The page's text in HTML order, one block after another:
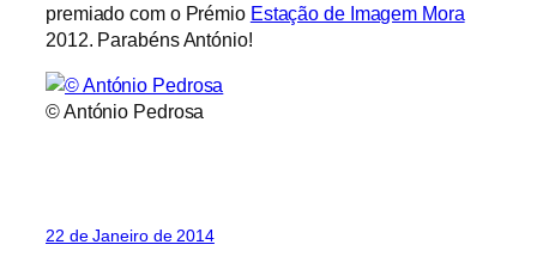
premiado com o Prémio Estação de Imagem Mora
2012. Parabéns António!
© António Pedrosa
22 de Janeiro de 2014